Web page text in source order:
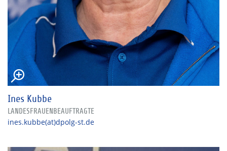
Ines Kubbe
LANDESFRAUENBEAUFTRAGTE
ines.kubbe(at)dpolg-st.de